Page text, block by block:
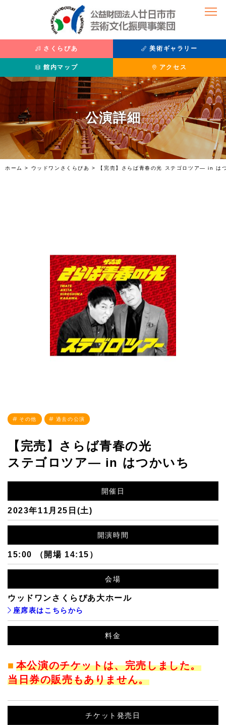
さくらぴあ
公演を観たい
公演情報
座席表
チケット購入方法
さくらぴあ
美術ギャラリー
美術を鑑賞したい
主催展覧会
過去の展覧
収蔵品紹介
利用案内
館内マップ アクセス
公演詳細
ホーム > ウッドワンさくらぴあ > 【完売】さらば青春の光 ステゴロツア― in は
その他 過去の公演
【完売】さらば青春の光
ステゴロツア― in はつかいち
開催日
2023年11月25日(土)
開演時間
15:00 （開場 14:15）
会場
ウッドワンさくらぴあ大ホール
座席表はこちらから
料金
本公演のチケットは、完売しました。
当日券の販売もありません。
チケット発売日